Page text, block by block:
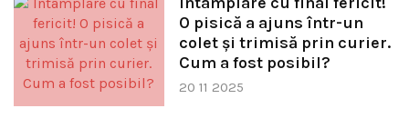
O pisică a ajuns într-un
colet și trimisă prin curier.
Cum a fost posibil?
20 11 2025